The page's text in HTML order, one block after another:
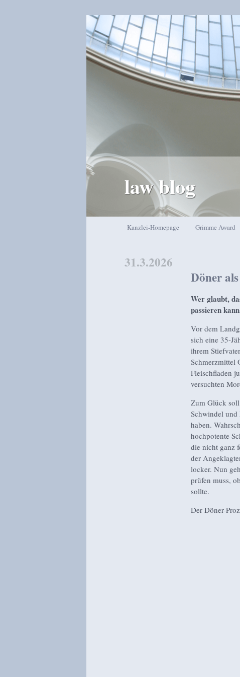
law blog
Zum Inhalt wechseln
Zum sekundären Inhalt wechseln
Kanzlei-Homepage Grimme Award
Döner
31.3.2026
Wer glaubt,
passieren
Vor dem
sich eine 35-
ihrem
Schmerzmittel
Fleischfladen
versuchten
Zum Glück
Schwindel und
haben.
hochpotente
die nicht ganz
der
locker. Nun
prüfen muss,
sollte.
Der Döner-